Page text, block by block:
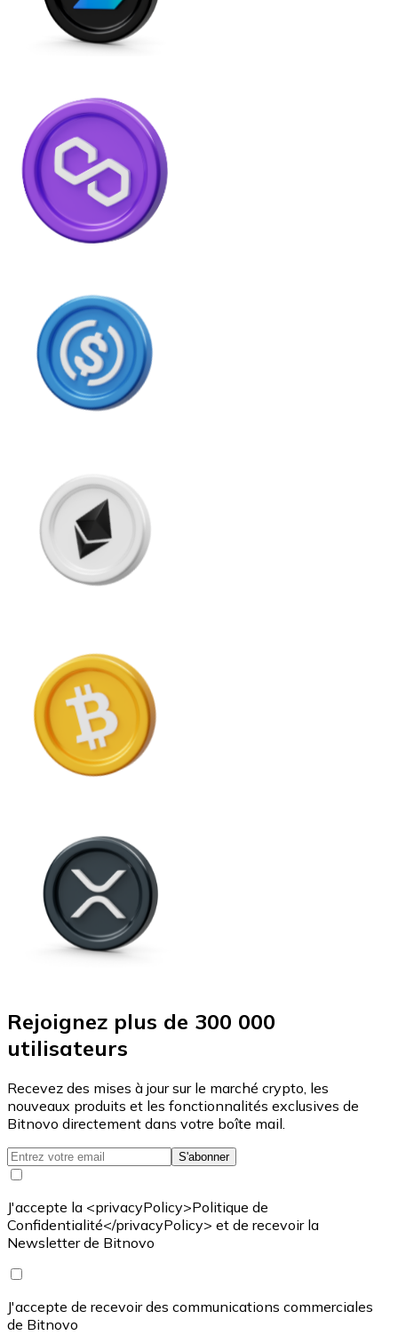
Rejoignez plus de 300 000
utilisateurs
Recevez des mises à jour sur le marché crypto, les
nouveaux produits et les fonctionnalités exclusives de
Bitnovo directement dans votre boîte mail.
S'abonner
J'accepte la <privacyPolicy>Politique de
Confidentialité</privacyPolicy> et de recevoir la
Newsletter de Bitnovo
J'accepte de recevoir des communications commerciales
de Bitnovo